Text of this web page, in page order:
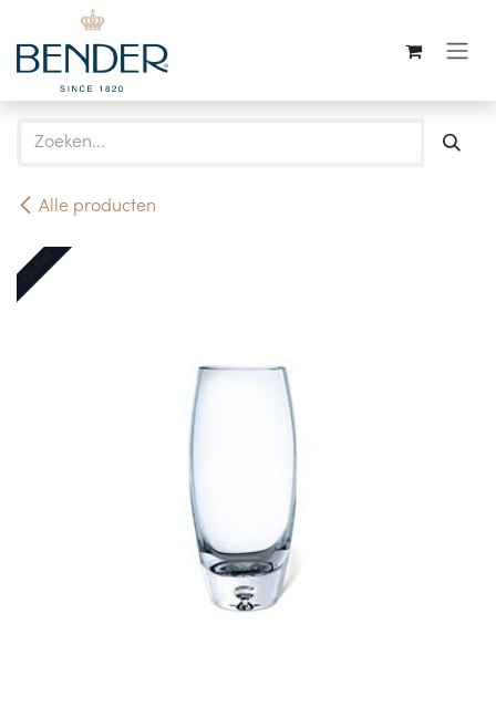
Overslaan naar inhoud
Alle producten
Outlet